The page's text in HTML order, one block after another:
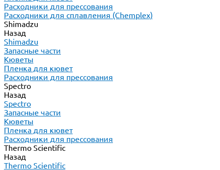
Расходники для прессования
Расходники для сплавления (Chemplex)
Shimadzu
Назад
Shimadzu
Запасные части
Кюветы
Пленка для кювет
Расходники для прессования
Spectro
Назад
Spectro
Запасные части
Кюветы
Пленка для кювет
Расходники для прессования
Thermo Scientific
Назад
Thermo Scientific